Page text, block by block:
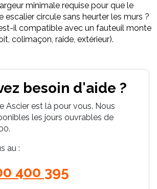
minimale requise pour que le
escalier circule sans heurter les murs ?
il compatible avec un fauteuil monte
colimaçon, raide, extérieur).
besoin d'aide ?
Ascier est là pour vous. Nous
les jours ouvrables de
au :
400 395